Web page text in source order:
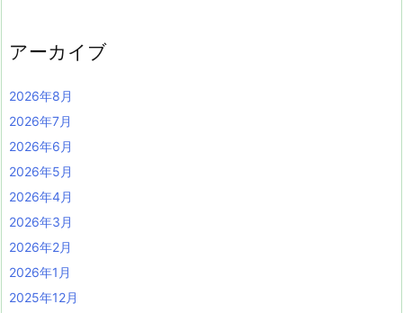
アーカイブ
2026年8月
2026年7月
2026年6月
2026年5月
2026年4月
2026年3月
2026年2月
2026年1月
2025年12月